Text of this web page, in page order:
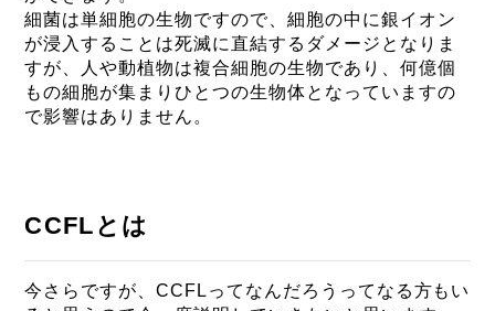
細菌は単細胞の生物ですので、細胞の中に銀イオン
が浸入することは死滅に直結するダメージとなりま
すが、人や動植物は複合細胞の生物であり、何億個
もの細胞が集まりひとつの生物体となっていますの
で影響はありません。
CCFLとは
今さらですが、CCFLってなんだろうってなる方もい